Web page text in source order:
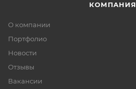
КОМПАНИЯ
О компании
Портфолио
Новости
Отзывы
Вакансии